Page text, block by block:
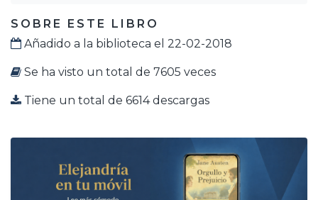
SOBRE ESTE LIBRO
Añadido a la biblioteca el 22-02-2018
Se ha visto un total de 7605 veces
Tiene un total de 6614 descargas